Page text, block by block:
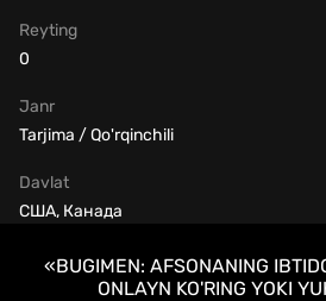
Janr
Tarjima / Qo'rqinchili
Davlat
США, Канада
Reyting
0
«BUGIMEN: AFSONANING
ONLAYN KO'RING YOKI